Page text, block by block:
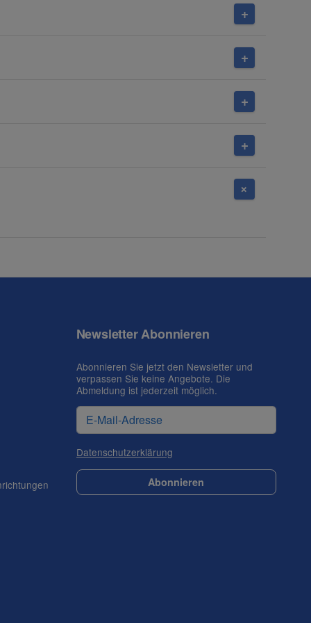
Newsletter Abonnieren
Abonnieren Sie jetzt den Newsletter und
verpassen Sie keine Angebote. Die
Abmeldung ist jederzeit möglich.
Datenschutzerklärung
Abonnieren